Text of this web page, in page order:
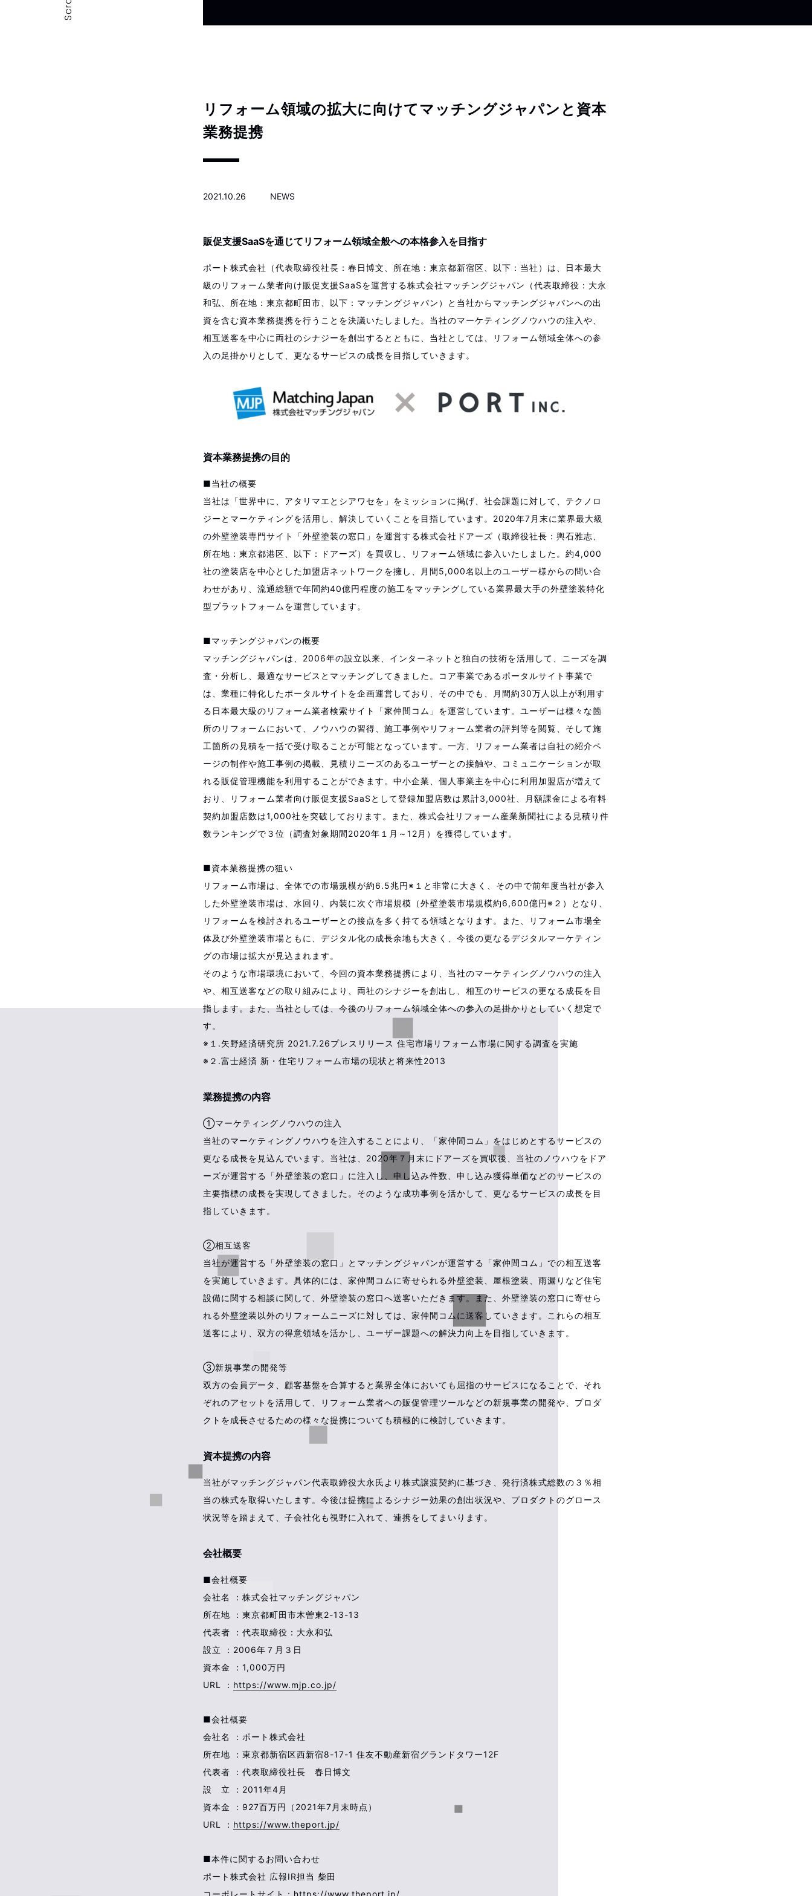
Scroll
リフォーム領域の拡大に向けてマッチングジャパンと資本
業務提携
2021.10.26 NEWS
販促支援SaaSを通じてリフォーム領域全般への本格参入を目指す
ポート株式会社（代表取締役社長：春日博文、所在地：東京都新宿区、以下：当社）は、日本最大
級のリフォーム業者向け販促支援SaaSを運営する株式会社マッチングジャパン（代表取締役：大永
和弘、所在地：東京都町田市、以下：マッチングジャパン）と当社からマッチングジャパンへの出
資を含む資本業務提携を行うことを決議いたしました。当社のマーケティングノウハウの注入や、
相互送客を中心に両社のシナジーを創出するとともに、当社としては、リフォーム領域全体への参
入の足掛かりとして、更なるサービスの成長を目指していきます。
資本業務提携の目的
■当社の概要
当社は「世界中に、アタリマエとシアワセを」をミッションに掲げ、社会課題に対して、テクノロ
ジーとマーケティングを活用し、解決していくことを目指しています。2020年7月末に業界最大級
の外壁塗装専門サイト「外壁塗装の窓口」を運営する株式会社ドアーズ（取締役社長：輿石雅志、
所在地：東京都港区、以下：ドアーズ）を買収し、リフォーム領域に参入いたしました。約4,000
社の塗装店を中心とした加盟店ネットワークを擁し、月間5,000名以上のユーザー様からの問い合
わせがあり、流通総額で年間約40億円程度の施工をマッチングしている業界最大手の外壁塗装特化
型プラットフォームを運営しています。
■マッチングジャパンの概要
マッチングジャパンは、2006年の設立以来、インターネットと独自の技術を活用して、ニーズを調
査・分析し、最適なサービスとマッチングしてきました。コア事業であるポータルサイト事業で
は、業種に特化したポータルサイトを企画運営しており、その中でも、月間約30万人以上が利用す
る日本最大級のリフォーム業者検索サイト「家仲間コム」を運営しています。ユーザーは様々な箇
所のリフォームにおいて、ノウハウの習得、施工事例やリフォーム業者の評判等を閲覧、そして施
工箇所の見積を一括で受け取ることが可能となっています。一方、リフォーム業者は自社の紹介ペ
ージの制作や施工事例の掲載、見積りニーズのあるユーザーとの接触や、コミュニケーションが取
れる販促管理機能を利用することができます。中小企業、個人事業主を中心に利用加盟店が増えて
おり、リフォーム業者向け販促支援SaaSとして登録加盟店数は累計3,000社、月額課金による有料
契約加盟店数は1,000社を突破しております。また、株式会社リフォーム産業新聞社による見積り件
数ランキングで３位（調査対象期間2020年１月～12月）を獲得しています。
■資本業務提携の狙い
リフォーム市場は、全体での市場規模が約6.5兆円※１と非常に大きく、その中で前年度当社が参入
した外壁塗装市場は、水回り、内装に次ぐ市場規模（外壁塗装市場規模約6,600億円※２）となり、
リフォームを検討されるユーザーとの接点を多く持てる領域となります。また、リフォーム市場全
体及び外壁塗装市場ともに、デジタル化の成長余地も大きく、今後の更なるデジタルマーケティン
グの市場は拡大が見込まれます。
そのような市場環境において、今回の資本業務提携により、当社のマーケティングノウハウの注入
や、相互送客などの取り組みにより、両社のシナジーを創出し、相互のサービスの更なる成長を目
指します。また、当社としては、今後のリフォーム領域全体への参入の足掛かりとしていく想定で
す。
※１.矢野経済研究所 2021.7.26プレスリリース 住宅市場リフォーム市場に関する調査を実施
※２.富士経済 新・住宅リフォーム市場の現状と将来性2013
業務提携の内容
①マーケティングノウハウの注入
当社のマーケティングノウハウを注入することにより、「家仲間コム」をはじめとするサービスの
更なる成長を見込んでいます。当社は、2020年７月末にドアーズを買収後、当社のノウハウをドア
ーズが運営する「外壁塗装の窓口」に注入し、申し込み件数、申し込み獲得単価などのサービスの
主要指標の成長を実現してきました。そのような成功事例を活かして、更なるサービスの成長を目
指していきます。
②相互送客
当社が運営する「外壁塗装の窓口」とマッチングジャパンが運営する「家仲間コム」での相互送客
を実施していきます。具体的には、家仲間コムに寄せられる外壁塗装、屋根塗装、雨漏りなど住宅
設備に関する相談に関して、外壁塗装の窓口へ送客いただきます。また、外壁塗装の窓口に寄せら
れる外壁塗装以外のリフォームニーズに対しては、家仲間コムに送客していきます。これらの相互
送客により、双方の得意領域を活かし、ユーザー課題への解決力向上を目指していきます。
③新規事業の開発等
双方の会員データ、顧客基盤を合算すると業界全体においても屈指のサービスになることで、それ
ぞれのアセットを活用して、リフォーム業者への販促管理ツールなどの新規事業の開発や、プロダ
クトを成長させるための様々な提携についても積極的に検討していきます。
資本提携の内容
当社がマッチングジャパン代表取締役大永氏より株式譲渡契約に基づき、発行済株式総数の３％相
当の株式を取得いたします。今後は提携によるシナジー効果の創出状況や、プロダクトのグロース
状況等を踏まえて、子会社化も視野に入れて、連携をしてまいります。
会社概要
■会社概要
会社名 ：株式会社マッチングジャパン
所在地 ：東京都町田市木曽東2-13-13
代表者 ：代表取締役：大永和弘
設立 ：2006年７月３日
資本金 ：1,000万円
URL ： https://www.mjp.co.jp/
■会社概要
会社名 ：ポート株式会社
所在地 ：東京都新宿区西新宿8-17-1 住友不動産新宿グランドタワー12F
代表者 ：代表取締役社長 春日博文
設 立 ：2011年4月
資本金 ：927百万円（2021年7月末時点）
URL ： https://www.theport.jp/
■本件に関するお問い合わせ
ポート株式会社 広報IR担当 柴田
コーポレートサイト： https://www.theport.jp/